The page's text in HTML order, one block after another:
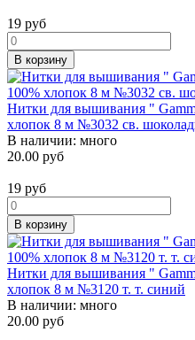
19 руб
В корзину
Нитки для вышивания "
хлопок 8 м №3032 св.
В наличии: много
20.00 руб
19 руб
В корзину
Нитки для вышивания "
хлопок 8 м №3120 т. т. синий
В наличии: много
20.00 руб